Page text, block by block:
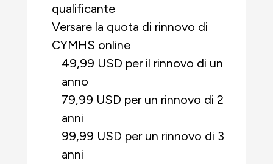
qualificante
Versare la quota di rinnovo di
CYMHS online
49,99 USD per il rinnovo di un
anno
79,99 USD per un rinnovo di 2
anni
99,99 USD per un rinnovo di 3
anni